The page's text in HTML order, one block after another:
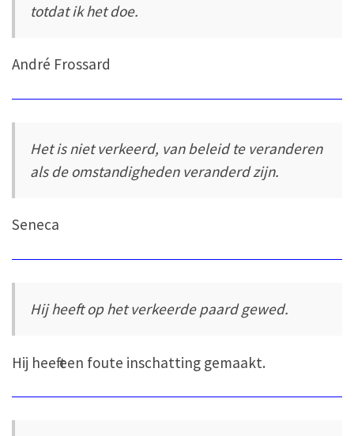
totdat ik het doe.
André Frossard
Het is niet verkeerd, van beleid te veranderen
als de omstandigheden veranderd zijn.
Seneca
Hij heeft op het verkeerde paard gewed.
Hij heeft een foute inschatting gemaakt.